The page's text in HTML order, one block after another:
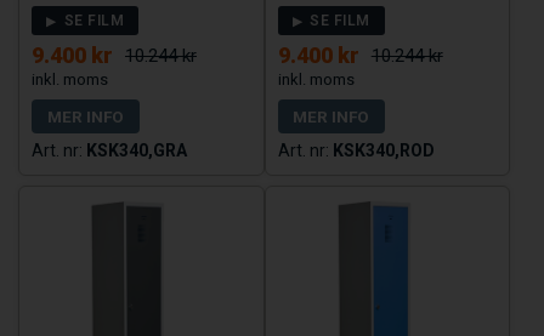
SE FILM
9.400 kr 10.244 kr
MER INFO
KSK340,GRA
SE FILM
9.400 kr 10.244 kr
MER INFO
KSK340,ROD